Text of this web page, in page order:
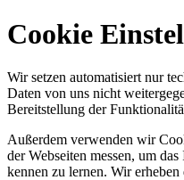
Cookie
Wir setzen automatisiert nur
Daten von uns nicht
Bereitstellung der
Außerdem verwenden wir
der Webseiten messen, um
kennen zu lernen. Wir